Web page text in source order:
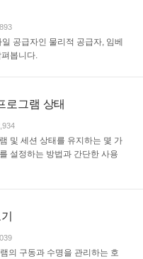
공급자인 물리적 공급자, 임베
봅니다.
로그램 상태
및 세션 상태를 유지하는 몇 가
설정하는 방법과 간단한 사용
의 구동과 수명을 관리하는 호